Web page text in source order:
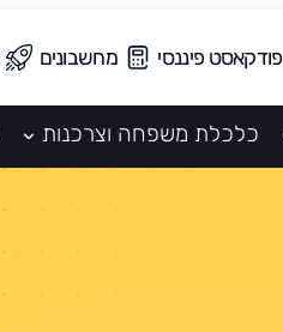
פודקאסט פיננסי מחשבונים
כלכלת משפחה וצרכנות